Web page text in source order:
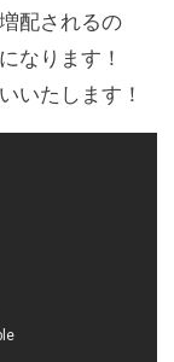
配されるの
なります！
いたします！